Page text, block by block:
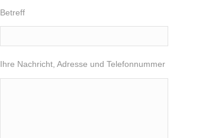
Betreff
Ihre Nachricht, Adresse und Telefonnummer